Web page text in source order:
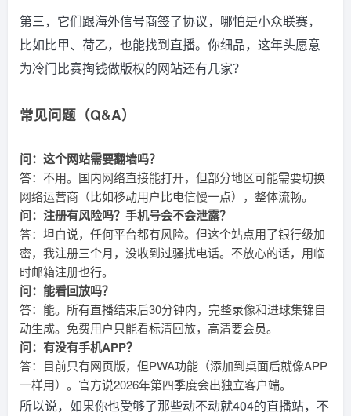
第三，它们跟海外信号商签了协议，哪怕是小众联赛，
比如比甲、荷乙，也能找到直播。你细品，这年头愿意
为冷门比赛掏钱做版权的网站还有几家？
常见问题（Q&A）
问：这个网站需要翻墙吗？
答：不用。国内网络直接能打开，但部分地区可能需要切换
网络运营商（比如移动用户比电信慢一点），整体流畅。
问：注册有风险吗？手机号会不会泄露？
答：坦白说，任何平台都有风险。但这个站点用了银行级加
密，我注册三个月，没收到过骚扰电话。不放心的话，用临
时邮箱注册也行。
问：能看回放吗？
答：能。所有直播结束后30分钟内，完整录像和进球集锦自
动生成。免费用户只能看标清回放，高清要会员。
问：有没有手机APP？
答：目前只有网页版，但PWA功能（添加到桌面后就像APP
一样用）。官方说2026年第四季度会出独立客户端。
所以说，如果你也受够了那些动不动就404的直播站，不